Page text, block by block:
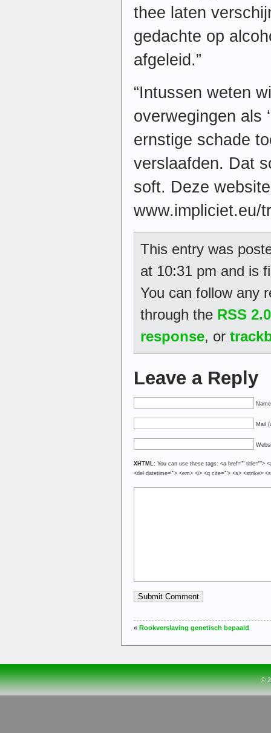
thee laten
gedachte op
afgeleid.”
“Intussen weten
overwegingen als
ernstige schade
verslaafden. Dat
soft. Deze
www.impliciet.eu/
This entry was
at 10:31 pm and is
You can follow any
through the RSS 2.0
response, or
Leave a Reply
Mail
XHTML: You can use these tags: <a href="" title="">
<del datetime=""> <em> <i> <q cite=""> <s> <strike>
« Rookverslaving genetisch bepaald
©